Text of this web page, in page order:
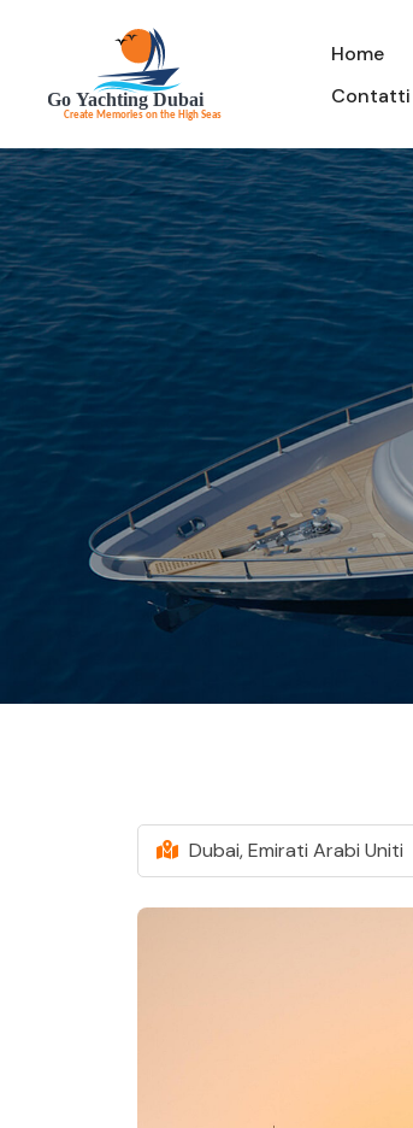
Home
Contatti
Dubai, Emirati Arabi Uniti